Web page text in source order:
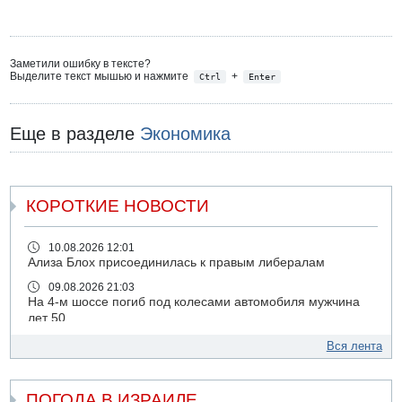
Заметили ошибку в тексте?
Выделите текст мышью и нажмите
Ctrl + Enter
Еще в разделе Экономика
КОРОТКИЕ НОВОСТИ
10.08.2026 12:01
Ализа Блох присоединилась к правым либералам
09.08.2026 21:03
На 4-м шоссе погиб под колесами автомобиля мужчина
лет 50
Сын экс-депутата от партии ШАС арестован за
09.08.2026 19:36
Вся лента